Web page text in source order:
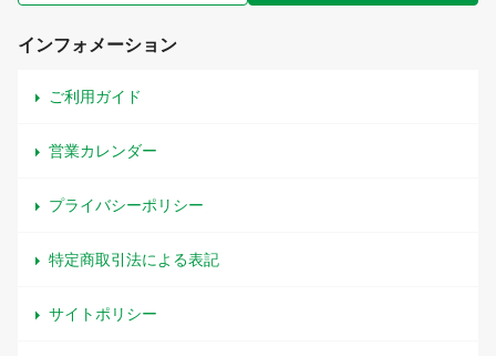
インフォメーション
ご利用ガイド
営業カレンダー
プライバシーポリシー
特定商取引法による表記
サイトポリシー